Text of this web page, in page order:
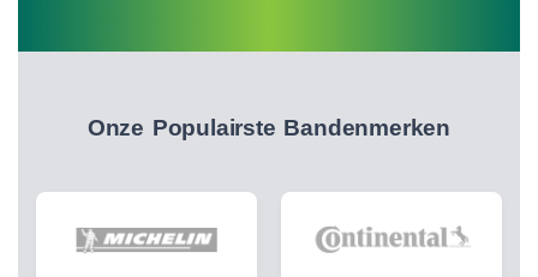
Onze Populairste Bandenmerken